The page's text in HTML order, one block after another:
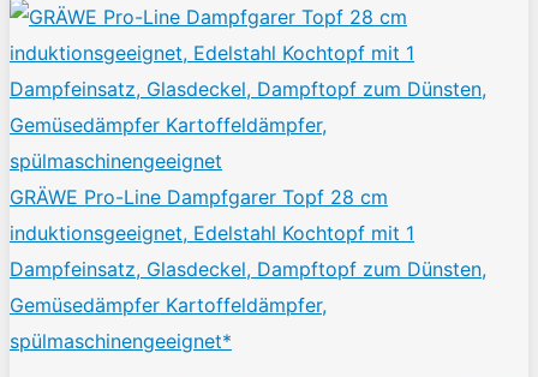
GRÄWE Pro-Line Dampfgarer Topf 28 cm
induktionsgeeignet, Edelstahl Kochtopf mit 1
Dampfeinsatz, Glasdeckel, Dampftopf zum Dünsten,
Gemüsedämpfer Kartoffeldämpfer,
spülmaschinengeeignet*